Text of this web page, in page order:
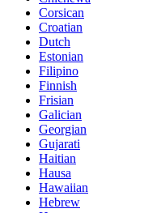
Corsican
Croatian
Dutch
Estonian
Filipino
Finnish
Frisian
Galician
Georgian
Gujarati
Haitian
Hausa
Hawaiian
Hebrew